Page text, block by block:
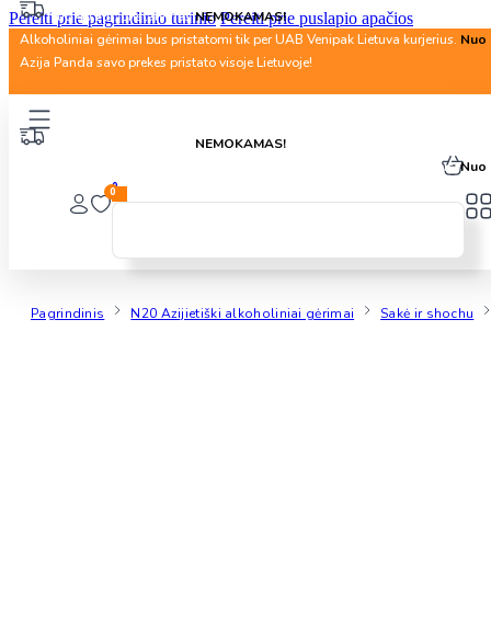
Pereiti prie pagrindinio turinio Pereiti prie puslapio apačios
Nuo 40 Eur. pristatymasNEMOKAMAS!
Alkoholiniai gėrimai bus pristatomi tik per UAB Venipak Lietuva kurjerius. Nuo
Azija Panda savo prekes pristato visoje Lietuvoje!
NEMOKAMAS!
Alkoholiniai gėrimai bus pristatomi tik per UAB Venipak Lietuva kurjerius.Nuo
00
Pagrindinis N20 Azijietiški alkoholiniai gėrimai Sakė ir shochu